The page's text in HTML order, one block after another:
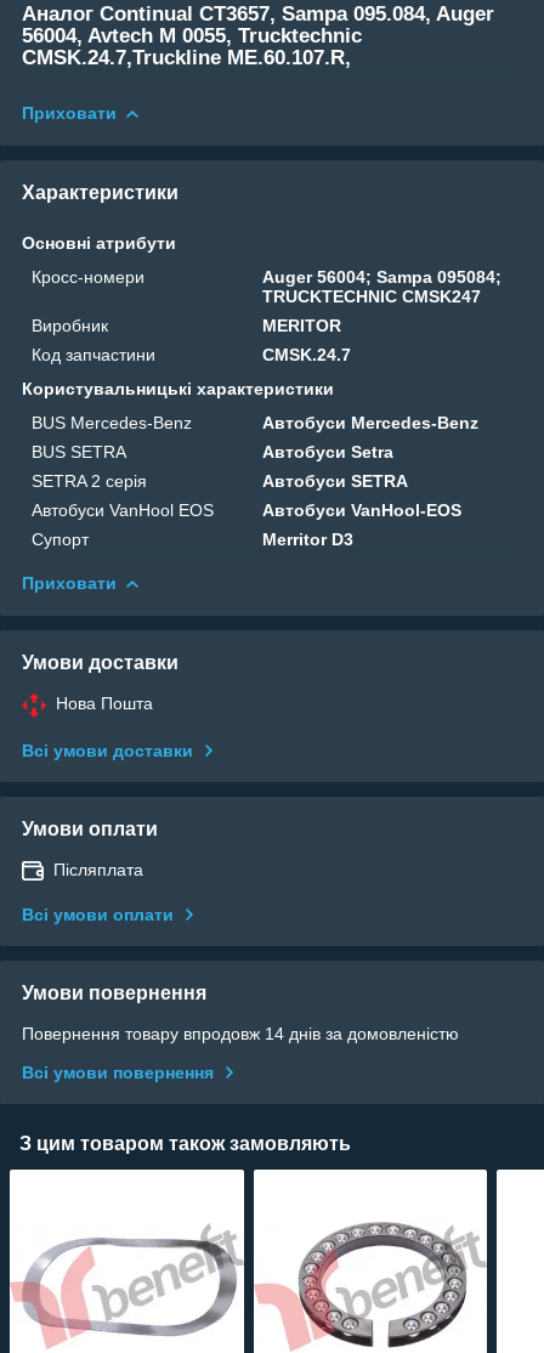
Аналог Continual CT3657, Sampa 095.084, Auger
56004, Avtech M 0055, Trucktechnic
CMSK.24.7,Truckline ME.60.107.R,
Приховати
Характеристики
Основні атрибути
Кросс-номери
Auger 56004; Sampa 095084;
TRUCKTECHNIC CMSK247
Виробник
MERITOR
Код запчастини
CMSK.24.7
Користувальницькі характеристики
BUS Mercedes-Benz
Автобуси Mercedes-Benz
BUS SETRA
Автобуси Setra
SETRA 2 серія
Автобуси SETRA
Автобуси VanHool EOS
Автобуси VanHool-EOS
Супорт
Merritor D3
Приховати
Умови доставки
Нова Пошта
Всі умови доставки
Умови оплати
Післяплата
Всі умови оплати
Умови повернення
Повернення товару впродовж 14 днів за домовленістю
Всі умови повернення
З цим товаром також замовляють